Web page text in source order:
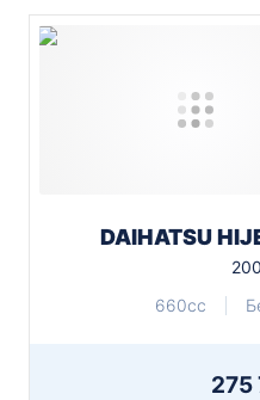
DAIHATSU
660cc
275